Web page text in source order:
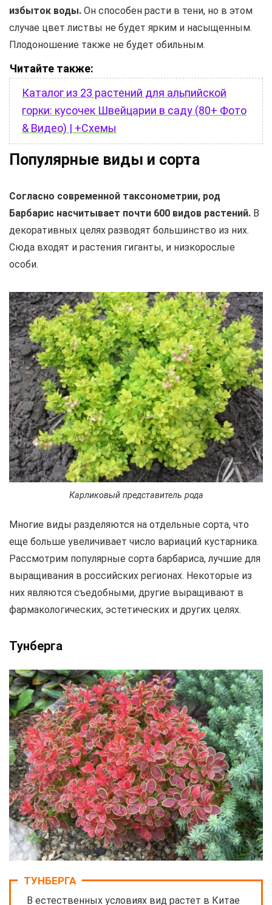
избыток воды. Он способен расти в тени, но в этом
случае цвет листвы не будет ярким и насыщенным.
Плодоношение также не будет обильным.
Читайте также:
Каталог из 23 растений для альпийской
горки: кусочек Швейцарии в саду (80+ Фото
& Видео) | +Схемы
Популярные виды и сорта
Согласно современной таксонометрии, род
Барбарис насчитывает почти 600 видов растений. В
декоративных целях разводят большинство из них.
Сюда входят и растения гиганты, и низкорослые
особи.
Карликовый представитель рода
Многие виды разделяются на отдельные сорта, что
еще больше увеличивает число вариаций кустарника.
Рассмотрим популярные сорта барбариса, лучшие для
выращивания в российских регионах. Некоторые из
них являются съедобными, другие выращивают в
фармакологических, эстетических и других целях.
Тунберга
ТУНБЕРГА
В естественных условиях вид растет в Китае